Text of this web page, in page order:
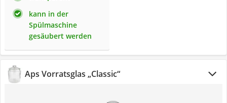
kann in der
Spülmaschine
gesäubert werden
Aps Vorratsglas „Classic“